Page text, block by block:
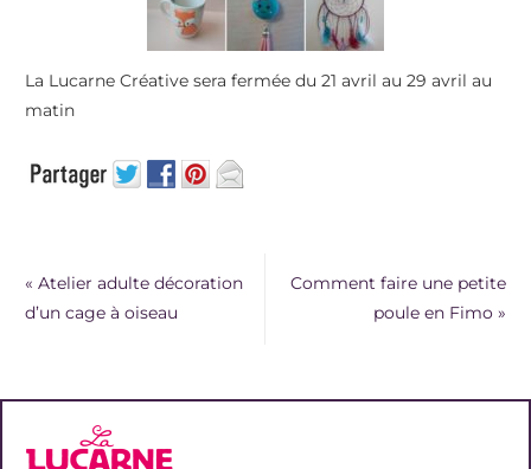
La Lucarne Créative sera fermée du 21 avril au 29 avril au
matin
« Atelier adulte décoration
d’un cage à oiseau
Comment faire une petite
poule en Fimo »